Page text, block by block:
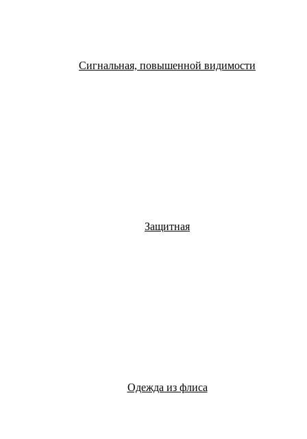
Сигнальная, повышенной видимости
Защитная
Одежда из флиса